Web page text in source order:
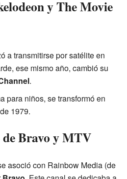
y The Movie
a transmitirse por satélite en
ese mismo año, cambió su
.
para niños, se transformó en
1979.
Bravo y MTV
asoció con Rainbow Media (de